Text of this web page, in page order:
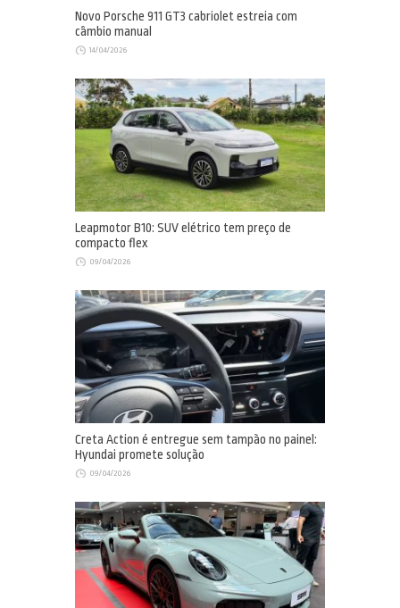
Novo Porsche 911 GT3 cabriolet estreia com
câmbio manual
14/04/2026
Leapmotor B10: SUV elétrico tem preço de
compacto flex
09/04/2026
Creta Action é entregue sem tampão no painel:
Hyundai promete solução
09/04/2026